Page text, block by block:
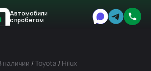
Автомобили
с пробегом
наличии /Toyota / Hilux